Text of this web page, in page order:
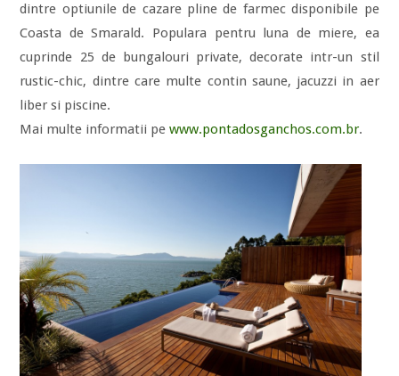
dintre optiunile de cazare pline de farmec disponibile pe
Coasta de Smarald. Populara pentru luna de miere, ea
cuprinde 25 de bungalouri private, decorate intr-un stil
rustic-chic, dintre care multe contin saune, jacuzzi in aer
liber si piscine.
Mai multe informatii pewww.pontadosganchos.com.br.